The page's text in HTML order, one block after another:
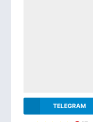
TELEGRAM